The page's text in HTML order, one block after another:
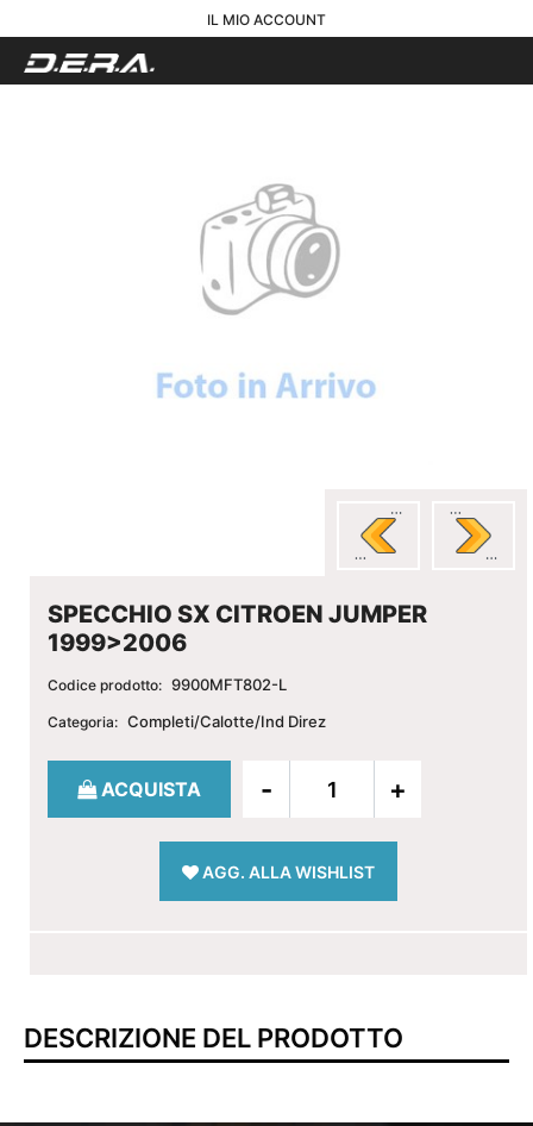
IL MIO ACCOUNT
SPECCHIO SX CITROEN JUMPER
1999>2006
Codice prodotto: 9900MFT802-L
Categoria: Completi/Calotte/Ind Direz
Quantità
ACQUISTA
AGG. ALLA WISHLIST
DESCRIZIONE DEL PRODOTTO